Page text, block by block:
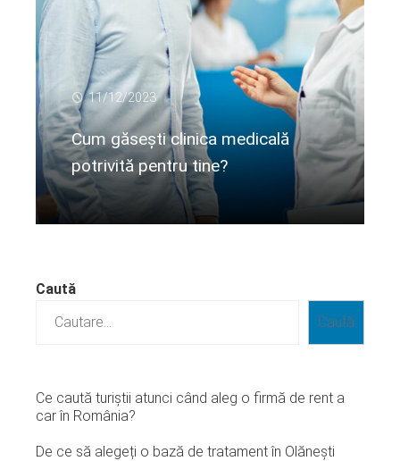
11/12/2023
Cum găsești clinica medicală
potrivită pentru tine?
Citeste mai departe...
Caută
Caută
Ce caută turiștii atunci când aleg o firmă de rent a
car în România?
De ce să alegeți o bază de tratament în Olănești